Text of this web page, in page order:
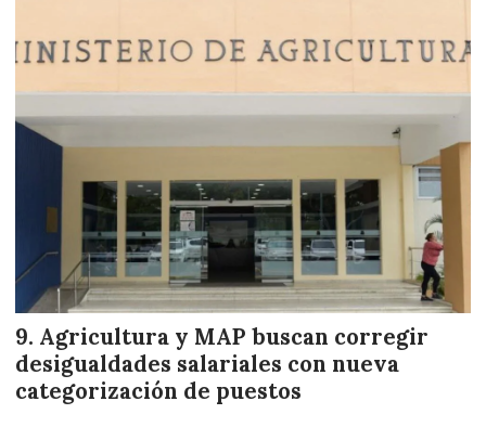
Agricultura y MAP buscan corregir
desigualdades salariales con nueva
categorización de puestos